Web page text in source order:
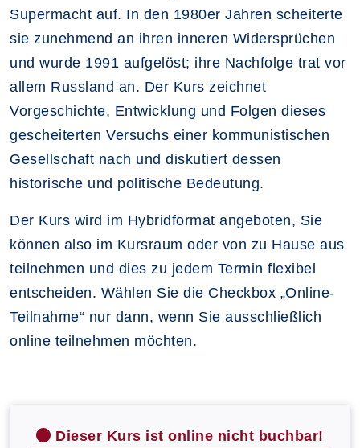
Supermacht auf. In den 1980er Jahren scheiterte
sie zunehmend an ihren inneren Widersprüchen
und wurde 1991 aufgelöst; ihre Nachfolge trat vor
allem Russland an. Der Kurs zeichnet
Vorgeschichte, Entwicklung und Folgen dieses
gescheiterten Versuchs einer kommunistischen
Gesellschaft nach und diskutiert dessen
historische und politische Bedeutung.
Der Kurs wird im Hybridformat angeboten, Sie
können also im Kursraum oder von zu Hause aus
teilnehmen und dies zu jedem Termin flexibel
entscheiden. Wählen Sie die Checkbox „Online-
Teilnahme“ nur dann, wenn Sie ausschließlich
online teilnehmen möchten.
Dieser Kurs ist online nicht buchbar!